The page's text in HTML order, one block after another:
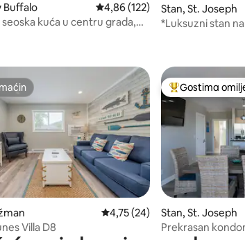
utisaka: 101
Buffalo Prosečna ocena 4,86 od 5,
4,86 (122)
kuća u centru grada,
Stan, St. Joseph
*Luksuzni stan
5, utisaka: 43 Prosečna ocena 4,75 od 5,
4,75 (24)
Villa D8
Najuspešniji
Gostima
Stan, St. Joseph
Prekrasan